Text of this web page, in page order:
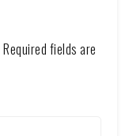
Required fields are